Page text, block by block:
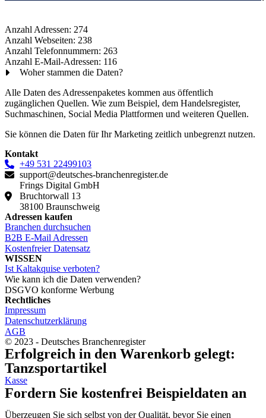
Anzahl Adressen: 274
Anzahl Webseiten: 238
Anzahl Telefonnummern: 263
Anzahl E-Mail-Adressen: 116
Woher stammen die Daten?
Alle Daten des Adressenpaketes kommen aus öffentlich
zugänglichen Quellen. Wie zum Beispiel, dem Handelsregister,
Suchmaschinen, Social Media Plattformen und weiteren Quellen.
Sie können die Daten für Ihr Marketing zeitlich unbegrenzt nutzen.
Kontakt
+49 531 22499103
support@deutsches-branchenregister.de
Frings Digital GmbH
Bruchtorwall 13
38100 Braunschweig
Adressen kaufen
Branchen durchsuchen
B2B E-Mail Adressen
Kostenfreier Datensatz
WISSEN
Ist Kaltakquise verboten?
Wie kann ich die Daten verwenden?
DSGVO konforme Werbung
Rechtliches
Impressum
Datenschutzerklärung
AGB
© 2023 - Deutsches Branchenregister
Erfolgreich in den Warenkorb gelegt:
Tanzsportartikel
Kasse
Fordern Sie kostenfrei Beispieldaten an
Überzeugen Sie sich selbst von der Qualität, bevor Sie einen